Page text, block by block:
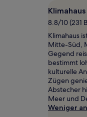
einen
Aufenthalt
mit
1
von
2
gefunden
wurde.
Preise
und
können
Klimahaus
8.8/10 (231
Klimahaus
Mitte-Süd,
Gegend
bestimmt
kulturelle
Zügen
Abstecher
Meer und
Weniger